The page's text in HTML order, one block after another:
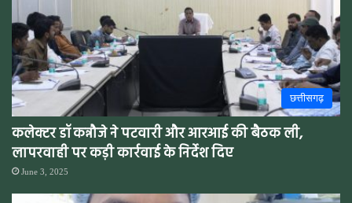
छत्तीसगढ़
कलेक्टर डॉ कन्नौजे ने पटवारी और आरआई की बैठक ली,
लापरवाही पर कड़ी कार्रवाई के निर्देश दिए
June 3, 2025